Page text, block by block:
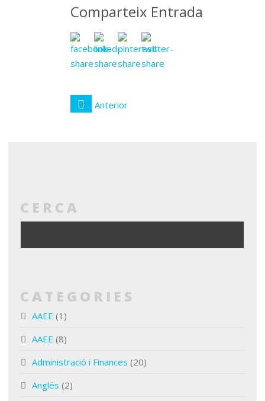
Comparteix Entrada
Anterior
CERCA
CATEGORIES
AAEE (1)
AAEE (8)
Administració i Finances (20)
Anglés (2)